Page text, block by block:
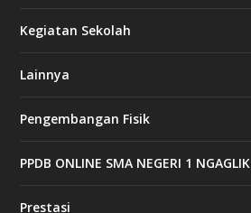
Kegiatan Sekolah
Lainnya
Pengembangan Fisik
PPDB ONLINE SMA NEGERI 1 NGAGLIK
Prestasi